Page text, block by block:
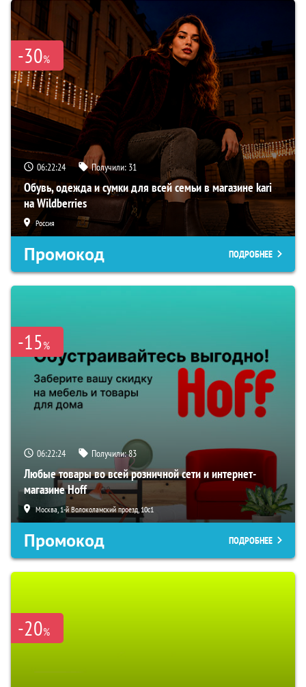
-30%
06:22:22 Получили: 31
Обувь, одежда и сумки для всей семьи в магазине kari
на Wildberries
Россия
Промокод ПОДРОБНЕЕ
-15%
06:22:22 Получили:83
Любые товары во всей розничной сети и интернет-
магазине Hoff
Москва, 1-й Волоколамский проезд, 10с1
Промокод ПОДРОБНЕЕ
-20%